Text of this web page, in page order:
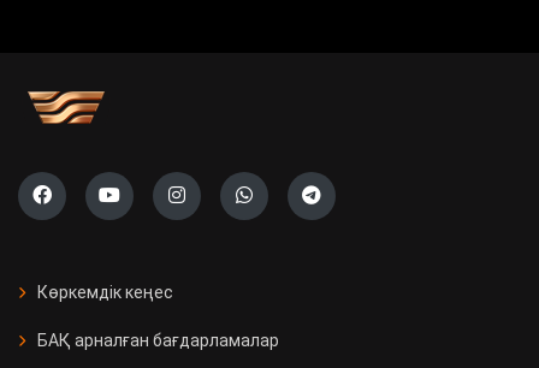
Көркемдік кеңес
БАҚ арналған бағдарламалар